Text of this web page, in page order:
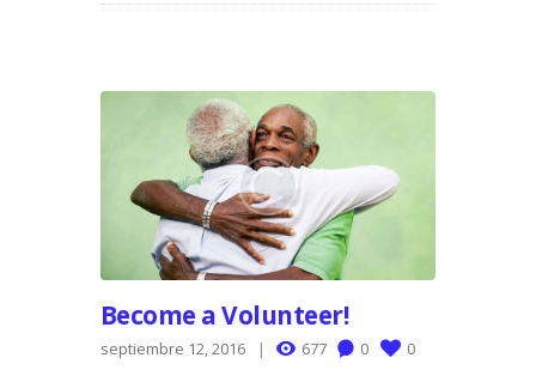
Become a Volunteer!
septiembre 12, 2016 677 0 0